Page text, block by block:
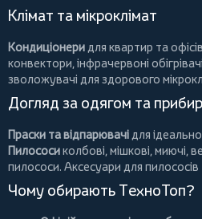
Клімат та мікроклімат
Кондиціонери для квартир та
конвектори, інфрачервоні обігрівачі
зволожувачі для здорового
Догляд за одягом та
Праски та відпарювачі для
Пилососиколбові, мішкові, миючі,
пилососи. Аксесуари для
Чому обирають ТехноТоп?